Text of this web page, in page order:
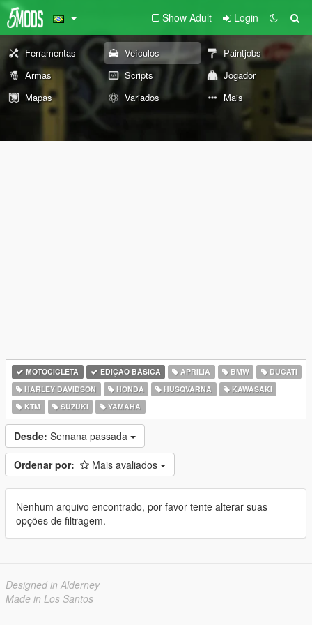
Show Adult Login
Ferramentas Veículos
Paintjobs
Armas
Scripts
Jogador
Mapas
Variados Mais
MOTOCICLETA EDIÇÃO BÁSICA APRILIA BMW
DUCATI
HARLEY DAVIDSON
HONDA HUSQVARNA
KAWASAKI
KTM
SUZUKI YAMAHA
Desde: Semana passada
Ordenar por: Mais avaliados
Nenhum arquivo encontrado, por favor tente alterar suas
opções de filtragem.
Designed in Alderney
Made in Los Santos